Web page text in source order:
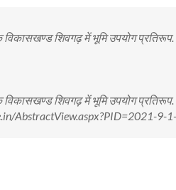
विकासखण्ड शिवगढ़ में भूमि उपयोग
विकासखण्ड शिवगढ़ में भूमि उपयोग
AbstractView.aspx?PID=2021-9-